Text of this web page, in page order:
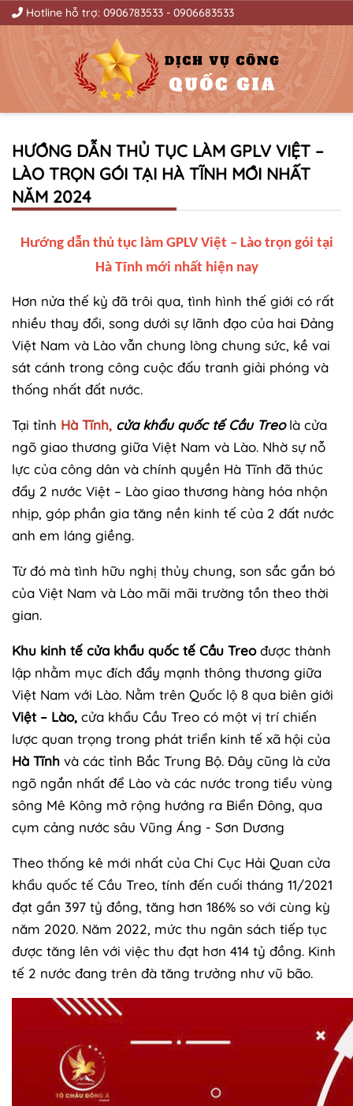
Hotline hỗ trợ: 0906783533 - 0906683533
HƯỚNG DẪN THỦ TỤC LÀM GPLV VIỆT –
LÀO TRỌN GÓI TẠI HÀ TĨNH MỚI NHẤT
NĂM 2024
Hướng dẫn thủ tục làm GPLV Việt – Lào trọn gói tại
Hà Tĩnh mới nhất hiện nay
Hơn nửa thế kỷ đã trôi qua, tình hình thế giới có rất
nhiều thay đổi, song dưới sự lãnh đạo của hai Đảng
Việt Nam và Lào vẫn chung lòng chung sức, kề vai
sát cánh trong công cuộc đấu tranh giải phóng và
thống nhất đất nước.
Tại tỉnh Hà Tĩnh, cửa khẩu quốc tế Cầu Treolà cửa
ngõ giao thương giữa Việt Nam và Lào. Nhờ sự nỗ
lực của công dân và chính quyền Hà Tĩnh đã thúc
đẩy 2 nước Việt – Lào giao thương hàng hóa nhộn
nhịp, góp phần gia tăng nền kinh tế của 2 đất nước
anh em láng giềng.
Từ đó mà tình hữu nghị thủy chung, son sắc gắn bó
của Việt Nam và Lào mãi mãi trường tồn theo thời
gian.
Khu kinh tế cửa khẩu quốc tế Cầu Treođược thành
lập nhằm mục đích đẩy mạnh thông thương giữa
Việt Nam với Lào. Nằm trên Quốc lộ 8 qua biên giới
Việt – Lào, cửa khẩu Cầu Treo có một vị trí chiến
lược quan trọng trong phát triển kinh tế xã hội của
Hà Tĩnh và các tỉnh Bắc Trung Bộ. Đây cũng là cửa
ngõ ngắn nhất để Lào và các nước trong tiểu vùng
sông Mê Kông mở rộng hướng ra Biển Đông, qua
cụm cảng nước sâu Vũng Áng - Sơn Dương
Theo thống kê mới nhất của Chi Cục Hải Quan cửa
khẩu quốc tế Cầu Treo, tính đến cuối tháng 11/2021
đạt gần 397 tỷ đồng, tăng hơn 186% so với cùng kỳ
năm 2020. Năm 2022, mức thu ngân sách tiếp tục
được tăng lên với việc thu đạt hơn 414 tỷ đồng. Kinh
tế 2 nước đang trên đà tăng trưởng như vũ bão.